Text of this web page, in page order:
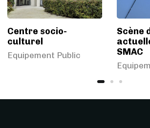
Centre socio-
culturel
Equipement Public
Scène
SMAC